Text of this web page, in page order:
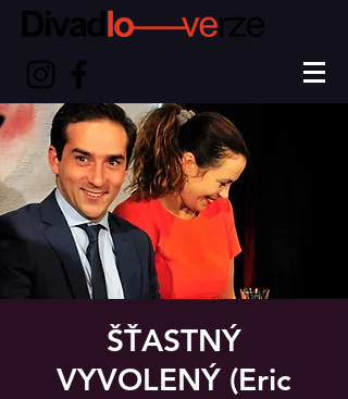
ŠŤASTNÝ
VYVOLENÝ (Eric